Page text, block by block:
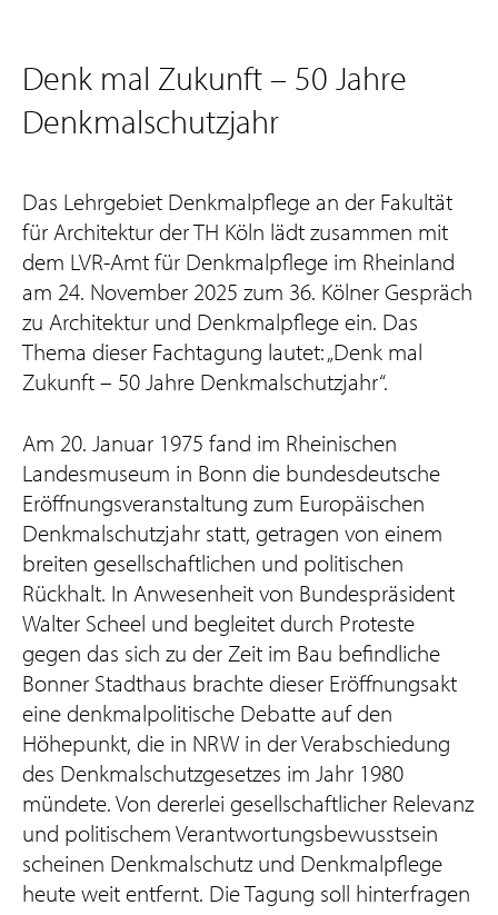
Denk mal Zukunft – 50 Jahre
Denkmalschutzjahr
Das Lehrgebiet Denkmalpflege an der Fakultät
für Architektur der TH Köln lädt zusammen mit
dem LVR-Amt für Denkmalpflege im Rheinland
am 24. November 2025 zum 36. Kölner Gespräch
zu Architektur und Denkmalpflege ein. Das
Thema dieser Fachtagung lautet: „Denk mal
Zukunft – 50 Jahre Denkmalschutzjahr“.
Am 20. Januar 1975 fand im Rheinischen
Landesmuseum in Bonn die bundesdeutsche
Eröffnungsveranstaltung zum Europäischen
Denkmalschutzjahr statt, getragen von einem
breiten gesellschaftlichen und politischen
Rückhalt. In Anwesenheit von Bundespräsident
Walter Scheel und begleitet durch Proteste
gegen das sich zu der Zeit im Bau befindliche
Bonner Stadthaus brachte dieser Eröffnungsakt
eine denkmalpolitische Debatte auf den
Höhepunkt, die in NRW in der Verabschiedung
des Denkmalschutzgesetzes im Jahr 1980
mündete. Von dererlei gesellschaftlicher Relevanz
und politischem Verantwortungsbewusstsein
scheinen Denkmalschutz und Denkmalpflege
heute weit entfernt. Die Tagung soll hinterfragen